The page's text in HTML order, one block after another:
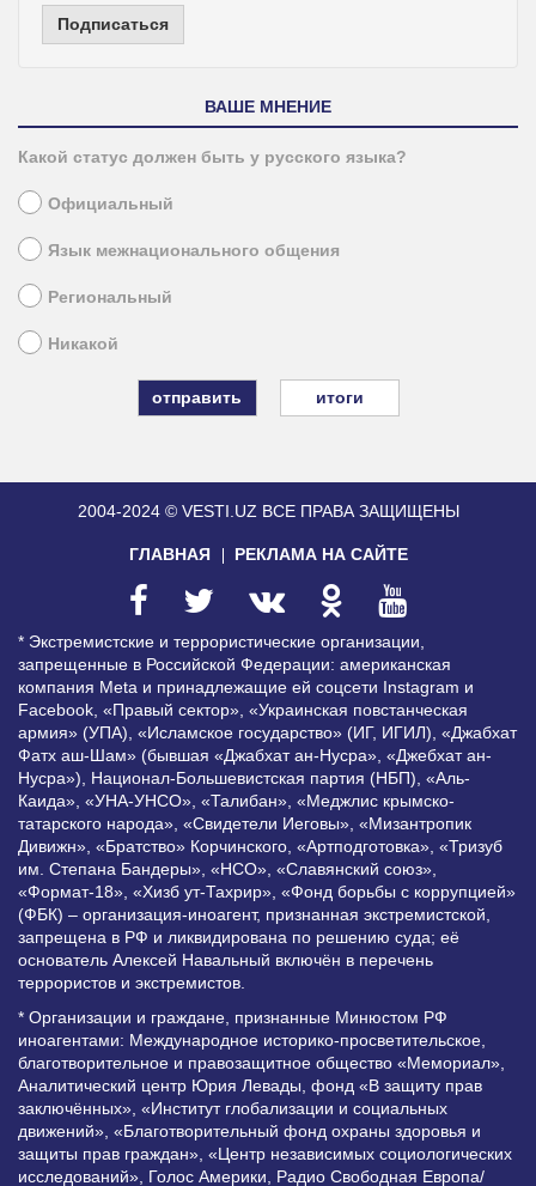
Подписаться
ВАШЕ МНЕНИЕ
Какой статус должен быть у русского языка?
Официальный
Язык межнационального общения
Региональный
Никакой
итоги
2004-2024 © VESTI.UZ ВСЕ ПРАВА ЗАЩИЩЕНЫ
ГЛАВНАЯ РЕКЛАМА НА САЙТЕ
* Экстремистские и террористические организации,
запрещенные в Российской Федерации: американская
компания Meta и принадлежащие ей соцсети Instagram и
Facebook, «Правый сектор», «Украинская повстанческая
армия» (УПА), «Исламское государство» (ИГ, ИГИЛ), «Джабхат
Фатх аш-Шам» (бывшая «Джабхат ан-Нусра», «Джебхат ан-
Нусра»), Национал-Большевистская партия (НБП), «Аль-
Каида», «УНА-УНСО», «Талибан», «Меджлис крымско-
татарского народа», «Свидетели Иеговы», «Мизантропик
Дивижн», «Братство» Корчинского, «Артподготовка», «Тризуб
им. Степана Бандеры», «НСО», «Славянский союз»,
«Формат-18», «Хизб ут-Тахрир», «Фонд борьбы с коррупцией»
(ФБК) – организация-иноагент, признанная экстремистской,
запрещена в РФ и ликвидирована по решению суда; её
основатель Алексей Навальный включён в перечень
террористов и экстремистов.
* Организации и граждане, признанные Минюстом РФ
иноагентами: Международное историко-просветительское,
благотворительное и правозащитное общество «Мемориал»,
Аналитический центр Юрия Левады, фонд «В защиту прав
заключённых», «Институт глобализации и социальных
движений», «Благотворительный фонд охраны здоровья и
защиты прав граждан», «Центр независимых социологических
исследований», Голос Америки, Радио Свободная Европа/